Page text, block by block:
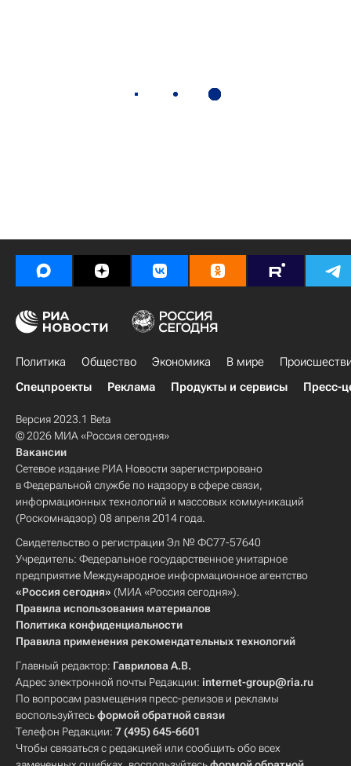
Политика Общество Экономика В мире
Спецпроекты
Реклама Продукты и сервисы Пресс-
Версия 2023.1 Beta
© 2026 МИА «Россия сегодня»
Вакансии
Сетевое издание РИА Новости зарегистрировано
в Федеральной службе по надзору в сфере связи,
информационных технологий и массовых коммуникаций
(Роскомнадзор) 08 апреля 2014 года.
Свидетельство о регистрации Эл № ФС77-57640
Учредитель: Федеральное государственное унитарное
предприятие Международное информационное агентство
«Россия сегодня» (МИА «Россия сегодня»).
Правила использования материалов
Политика конфиденциальности
Правила применения рекомендательных технологий
Главный редактор: Гаврилова А.В.
Адрес электронной почты Редакции: internet-group@ria.ru
По вопросам размещения пресс-релизов и рекламы
воспользуйтесьформой обратной связи
Телефон Редакции: 7 (495) 645-6601
Чтобы связаться с редакцией или сообщить обо всех